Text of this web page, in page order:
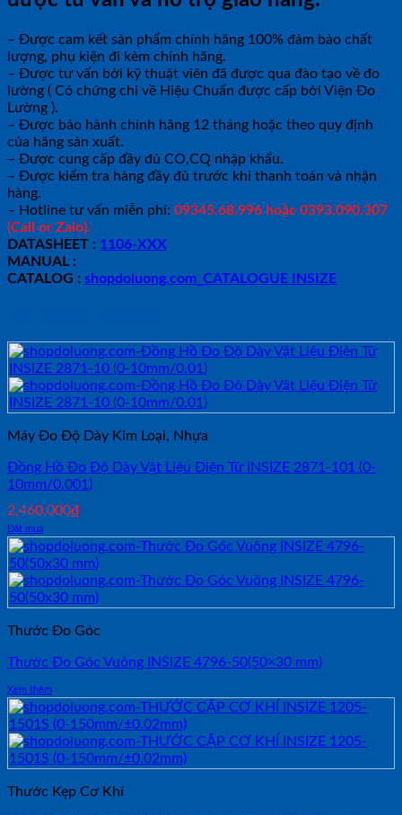
– Được cam kết sản phẩm chính hãng 100% đảm bảo chất
lượng, phụ kiện đi kèm chính hãng.
– Được tư vấn bởi kỹ thuật viên đã được qua đào tạo về đo
lường ( Có chứng chỉ về Hiệu Chuẩn được cấp bởi Viện Đo
Lường ).
– Được bảo hành chính hãng 12 tháng hoặc theo quy định
của hãng sản xuất.
– Được cung cấp đầy đủ CO,CQ nhập khẩu.
– Được kiểm tra hàng đầy đủ trước khi thanh toán và nhận
hàng.
– Hotline tư vấn miễn phí: 09345.68.996 hoặc 0393.090.307
(Call or Zalo).
DATASHEET : 1106-XXX
MANUAL :
CATALOG : shopdoluong.com_CATALOGUE INSIZE
Máy Đo Độ Dày Kim Loại, Nhựa
Đồng Hồ Đo Độ Dày Vật Liệu Điện Tử INSIZE 2871-101 (0-
10mm/0.001)
2,460,000₫
Đặt mua
Thước Đo Góc
Thước Đo Góc Vuông INSIZE 4796-50(50×30 mm)
Xem thêm
Thước Kẹp Cơ Khí